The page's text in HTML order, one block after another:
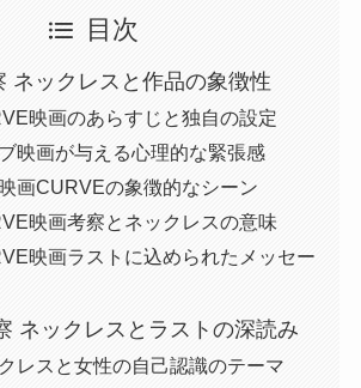
目次
ネックレスと作品の象徴性
映画のあらすじと独自の設定
映画が与える心理的な緊張感
画CURVEの象徴的なシーン
映画考察とネックレスの意味
映画ラストに込められたメッセー
ネックレスとラストの深読み
レスと女性の自己認識のテーマ